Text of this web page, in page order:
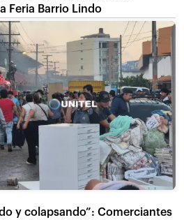
Feria Barrio Lindo
y colapsando”: Comerciantes